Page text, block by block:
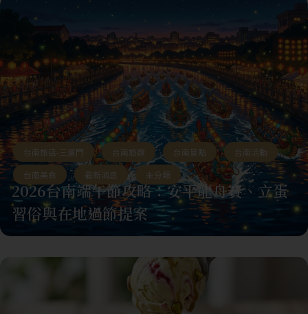
台南旅店-三道門 , 台南旅遊 , 台南景點 , 台南活動
,
台南美食
, 最新消息 , 未分類
2026台南端午節攻略：安平龍舟賽、立蛋
習俗與在地過節提案